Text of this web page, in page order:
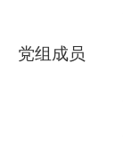
蒙
党组成员
覃
黄